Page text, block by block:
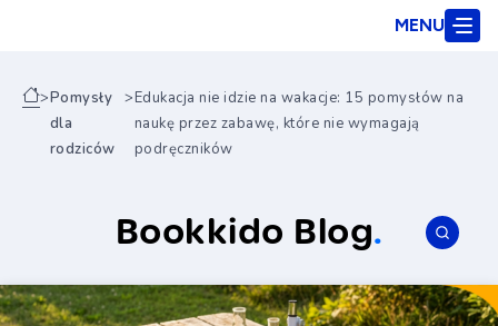
MENU
>Pomysły
dla
rodziców
>Edukacja nie idzie na wakacje: 15 pomysłów na
naukę przez zabawę, które nie wymagają
podręczników
Bookkido Blog.